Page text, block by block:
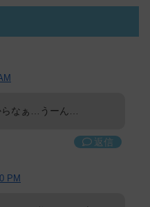
らなぁ…うーん…
返信
PM